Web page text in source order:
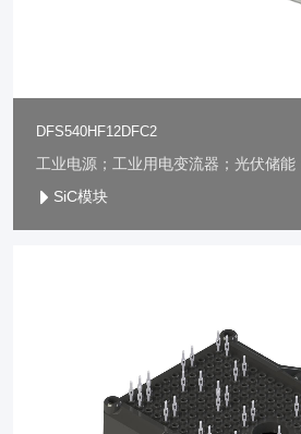
DFS540HF12DFC2
工业电源；工业用电变流器；光伏储能
SiC模块